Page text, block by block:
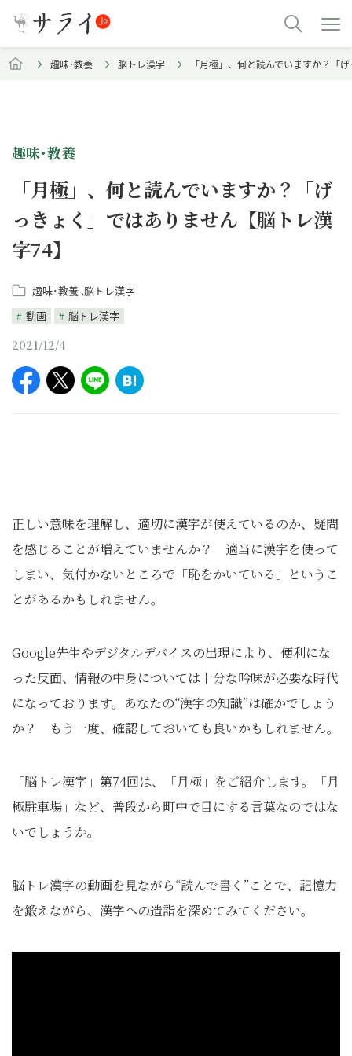
趣味･教養 脳トレ漢字 「月極」、何と読んでいますか？「
趣味･教養
「月極」、何と読んでいますか？「げ
っきょく」ではありません【脳トレ漢
字74】
趣味･教養 脳トレ漢字
動画
脳トレ漢字
2021/12/4
正しい意味を理解し、適切に漢字が使えているのか、疑問
を感じることが増えていませんか？ 適当に漢字を使って
しまい、気付かないところで「恥をかいている」というこ
とがあるかもしれません。
Google先生やデジタルデバイスの出現により、便利にな
った反面、情報の中身については十分な吟味が必要な時代
になっております。あなたの“漢字の知識”は確かでしょう
か？ もう一度、確認しておいても良いかもしれません。
「脳トレ漢字」第74回は、「月極」をご紹介します。「月
極駐車場」など、普段から町中で目にする言葉なのではな
いでしょうか。
脳トレ漢字の動画を見ながら“読んで書く”ことで、記憶力
を鍛えながら、漢字への造詣を深めてみてください。